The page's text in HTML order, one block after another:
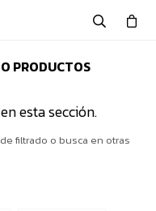
PRODUCTOS
esta sección.
filtrado o busca en otras